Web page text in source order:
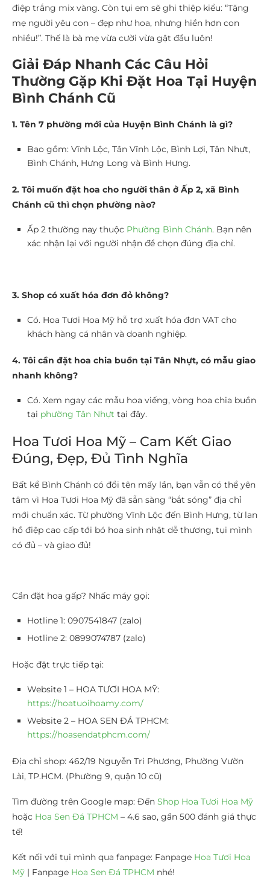
điệp trắng mix vàng. Còn tụi em sẽ ghi thiệp kiểu: “Tặng
mẹ người yêu con – đẹp như hoa, nhưng hiền hơn con
nhiều!”. Thế là bà mẹ vừa cười vừa gật đầu luôn!
Giải Đáp Nhanh Các Câu Hỏi
Thường Gặp Khi Đặt Hoa Tại Huyện
Bình Chánh Cũ
1. Tên 7 phường mới của Huyện Bình Chánh là gì?
Bao gồm: Vĩnh Lộc, Tân Vĩnh Lộc, Bình Lợi, Tân Nhựt,
Bình Chánh, Hưng Long và Bình Hưng.
2. Tôi muốn đặt hoa cho người thân ở Ấp 2, xã Bình
Chánh cũ thì chọn phường nào?
Ấp 2 thường nay thuộc Phường Bình Chánh. Bạn nên
xác nhận lại với người nhận để chọn đúng địa chỉ.
3. Shop có xuất hóa đơn đỏ không?
Có. Hoa Tươi Hoa Mỹ hỗ trợ xuất hóa đơn VAT cho
khách hàng cá nhân và doanh nghiệp.
4. Tôi cần đặt hoa chia buồn tại Tân Nhựt, có mẫu giao
nhanh không?
Có. Xem ngay các mẫu hoa viếng, vòng hoa chia buồn
tại phường Tân Nhựt tại đây.
Hoa Tươi Hoa Mỹ – Cam Kết Giao
Đúng, Đẹp, Đủ Tình Nghĩa
Bất kể Bình Chánh có đổi tên mấy lần, bạn vẫn có thể yên
tâm vì Hoa Tươi Hoa Mỹ đã sẵn sàng “bắt sóng” địa chỉ
mới chuẩn xác. Từ phường Vĩnh Lộc đến Bình Hưng, từ lan
hồ điệp cao cấp tới bó hoa sinh nhật dễ thương, tụi mình
có đủ – và giao đủ!
Cần đặt hoa gấp? Nhấc máy gọi:
Hotline 1: 0907541847 (zalo)
Hotline 2: 0899074787 (zalo)
Hoặc đặt trực tiếp tại:
Website 1 – HOA TƯƠI HOA MỸ:
https://hoatuoihoamy.com/
Website 2 – HOA SEN ĐÁ TPHCM:
https://hoasendatphcm.com/
Địa chỉ shop: 462/19 Nguyễn Tri Phương, Phường Vườn
Lài, TP.HCM. (Phường 9, quận 10 cũ)
Tìm đường trên Google map: Đến Shop Hoa Tươi Hoa Mỹ
hoặc Hoa Sen Đá TPHCM – 4.6 sao, gần 500 đánh giá thực
tế!
Kết nối với tụi mình qua fanpage: Fanpage Hoa Tươi Hoa
Mỹ | Fanpage Hoa Sen Đá TPHCM nhé!